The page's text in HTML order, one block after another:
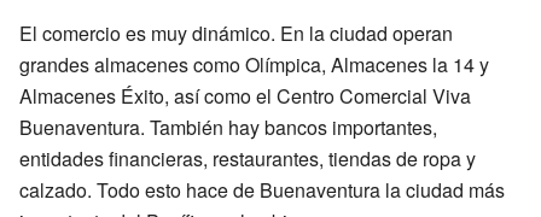
El comercio es muy dinámico. En la ciudad operan
grandes almacenes como Olímpica, Almacenes la 14 y
Almacenes Éxito, así como el Centro Comercial Viva
Buenaventura. También hay bancos importantes,
entidades financieras, restaurantes, tiendas de ropa y
calzado. Todo esto hace de Buenaventura la ciudad más